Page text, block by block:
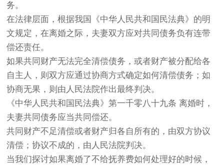
务。
在法律层面，根据我国《中华人民共和国民法典》的明
文规定，在离婚之际，夫妻双方应对共同债务负有连带
偿还责任。
如果共同财产无法完全清偿债务，或者财产被分配给各
自主人，则双方应通过协商方式确定如何清偿债务；如
协商无果，则由人民法院作出最终判决。
《中华人民共和国民法典》第一千零八十九条 离婚时，
夫妻共同债务应当共同偿还。
共同财产不足清偿或者财产归各自所有的，由双方协议
清偿；协议不成的，由人民法院判决。
当我们探讨如果离婚了不给抚养费如何处理好的时候，